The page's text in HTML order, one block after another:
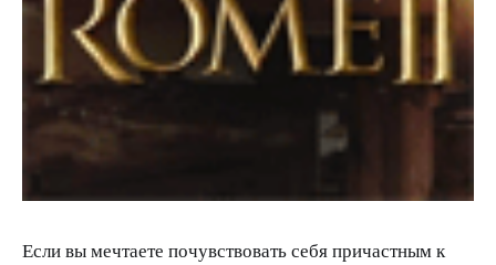
Если вы мечтаете почувствовать себя причастным к